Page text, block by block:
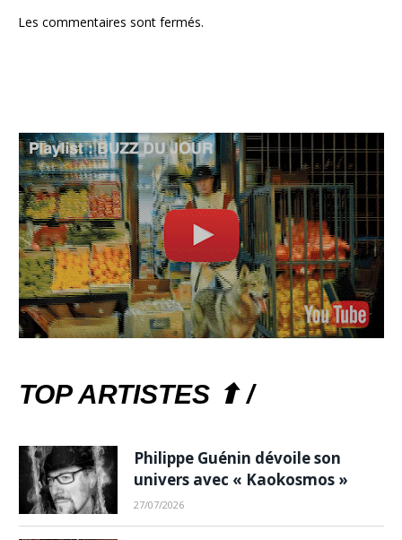
Les commentaires sont fermés.
TOP ARTISTES ⬆ /
Philippe Guénin dévoile son
univers avec « Kaokosmos »
27/07/2026